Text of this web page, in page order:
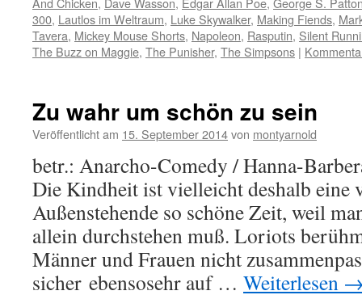
300, Lautlos im Weltraum, Luke Skywalker, Making Fiends,
Tavera, Mickey Mouse Shorts, Napoleon, Rasputin, Silent
The Buzz on Maggie, The Punisher, The Simpsons |
Zu wahr um schön zu sein
Veröffentlicht am 15. September 2014von montyarnold
betr.: Anarcho-Comedy / Hanna-
Die Kindheit ist vielleicht deshalb eine
Außenstehende so schöne Zeit, weil
allein durchstehen muß. Loriots
Männer und Frauen nicht
sicher ebensosehr auf … Weiterlesen